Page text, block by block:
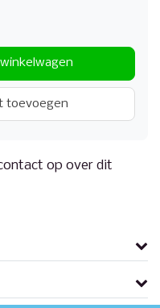
toevoegen
op over dit